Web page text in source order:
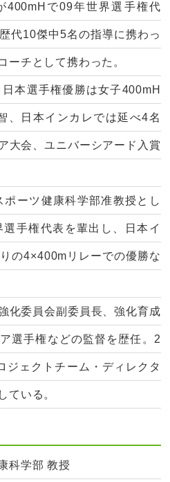
400mHで09年世界選手権代
代10傑中5名の指導に携わっ
ーチとして携わった。
本選手権優勝は女子400mH
、日本インカレでは延べ4名
大会、ユニバーシアード入賞
ーツ健康科学部准教授とし
手権代表を輩出し、日本イ
の4×400mリレーでの優勝な
化委員会副委員長、強化育成
選手権などの監督を歴任。2
ジェクトチーム・ディレクタ
ている。
科学部 教授